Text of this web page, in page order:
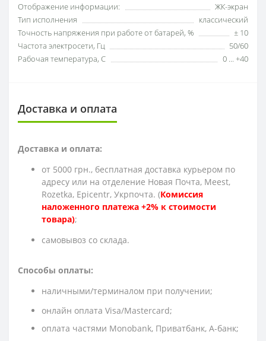
Отображение информации:
ЖК-экран
Тип исполнения
класcический
Точность напряжения при работе от батарей, %
± 10
Частота электросети, Гц
50/60
Рабочая температура, C
0 ... +40
Доставка и оплата
Доставка и оплата:
от 5000 грн., бесплатная доставка курьером по
адресу или на отделение Новая Почта, Meest,
Rozetka, Epicentr, Укрпочта. (Комиссия
наложенного платежа +2% к стоимости
товара);
cамовывоз со склада.
Способы оплаты:
наличными/терминалом при получении;
онлайн оплата Visa/Mastercard;
оплата частями Monobank, Приватбанк, А-банк;